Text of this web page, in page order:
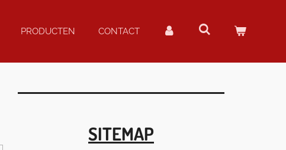
PRODUCTEN CONTACT
SITEMAP